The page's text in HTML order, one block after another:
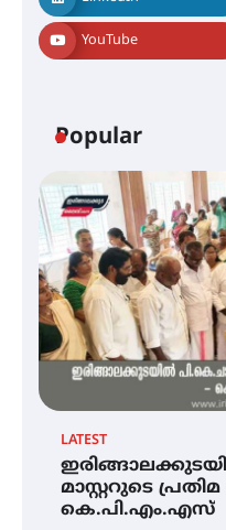
YouTube
Popular
LATEST
മാസ്റ്ററുടെ
കെ.പി.എം.എസ്
റിതു
കുറിച്ചു
അരങ്ങ്
താനൂർ